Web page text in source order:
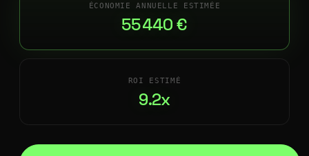
ÉCONOMIE ANNUELLE ESTIMÉE
55 440 €
ROI ESTIMÉ
9.2x